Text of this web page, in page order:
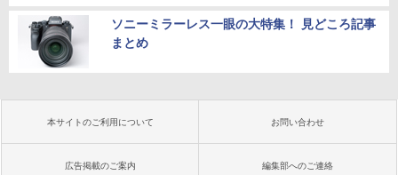
ソニーミラーレス一眼の大特集！ 見どころ記事
まとめ
本サイトのご利用について お問い合わせ
広告掲載のご案内 編集部へのご連絡